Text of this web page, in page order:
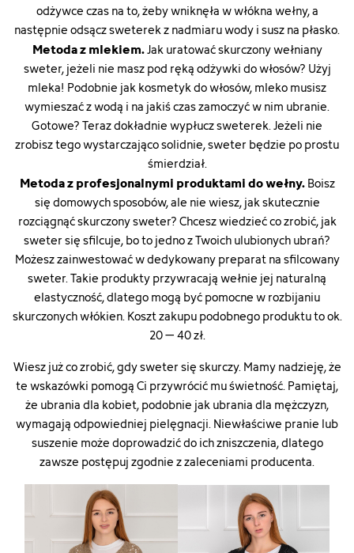
odżywce czas na to, żeby wniknęła w włókna wełny, a
następnie odsącz sweterek z nadmiaru wody i susz na płasko.
Metoda z mlekiem.Jak uratować skurczony wełniany
sweter, jeżeli nie masz pod ręką odżywki do włosów? Użyj
mleka! Podobnie jak kosmetyk do włosów, mleko musisz
wymieszać z wodą i na jakiś czas zamoczyć w nim ubranie.
Gotowe? Teraz dokładnie wypłucz sweterek. Jeżeli nie
zrobisz tego wystarczająco solidnie, sweter będzie po prostu
śmierdział.
Metoda z profesjonalnymi produktami do wełny.Boisz
się domowych sposobów, ale nie wiesz, jak skutecznie
rozciągnąć skurczony sweter? Chcesz wiedzieć co zrobić, jak
sweter się sfilcuje, bo to jedno z Twoich ulubionych ubrań?
Możesz zainwestować w dedykowany preparat na sfilcowany
sweter. Takie produkty przywracają wełnie jej naturalną
elastyczność, dlatego mogą być pomocne w rozbijaniu
skurczonych włókien. Koszt zakupu podobnego produktu to ok.
20 – 40 zł.
Wiesz już co zrobić, gdy sweter się skurczy. Mamy nadzieję, że
te wskazówki pomogą Ci przywrócić mu świetność. Pamiętaj,
że ubrania dla kobiet, podobnie jakubrania dla mężczyzn,
wymagają odpowiedniej pielęgnacji. Niewłaściwe pranie lub
suszenie może doprowadzić do ich zniszczenia, dlatego
zawsze postępuj zgodnie z zaleceniami producenta.